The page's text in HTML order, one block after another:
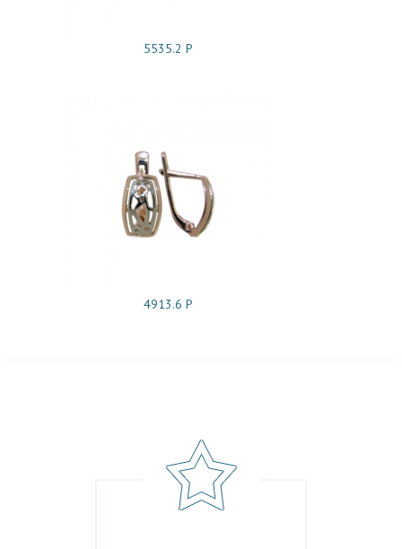
5535.2 Р
4913.6 Р